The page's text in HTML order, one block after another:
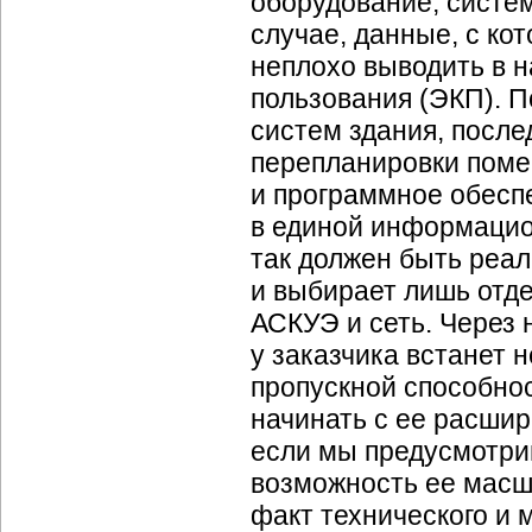
случае, данные, с
неплохо выводить в
пользования (ЭКП).
систем здания,
перепланировки
и программное
в единой
так должен быть
и выбирает лишь
АСКУЭ и сеть. Через
у заказчика
пропускной
начинать с ее
если мы
возможность ее
факт технического и